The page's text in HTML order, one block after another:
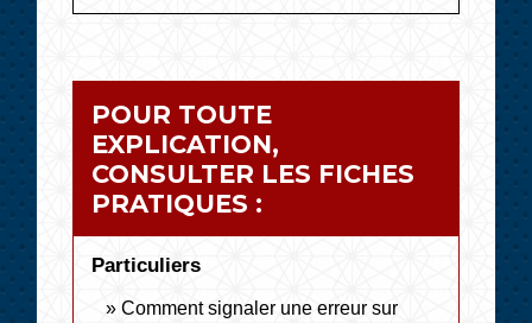
POUR TOUTE
EXPLICATION,
CONSULTER LES FICHES
PRATIQUES :
Particuliers
Comment signaler une erreur sur